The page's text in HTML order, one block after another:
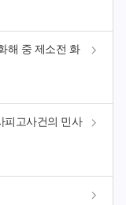
해 중 제소전 화
피고사건의 민사